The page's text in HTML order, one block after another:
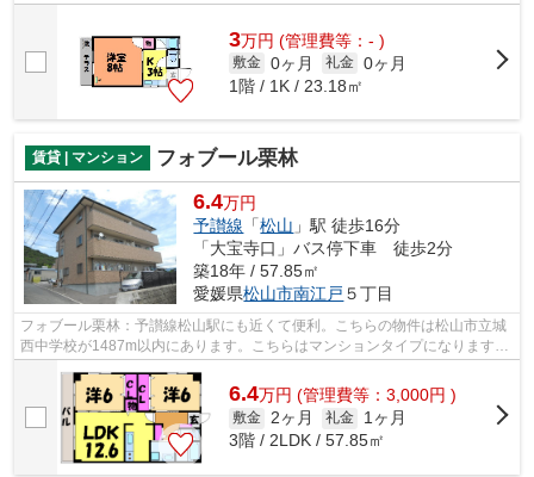
3万円 (管理費等：- )
敷金 0ヶ月 礼金 0ヶ月
1階 / 1K / 23.18㎡
賃貸 | マンション フォブール栗林
6.4万円
予讃線 「松山 」駅 徒歩16分
「大宝寺口」バス停下車 徒歩2分
築18年 / 57.85㎡
愛媛県松山市南江戸 ５丁目
フォブール栗林：予讃線松山駅にも近くて便利。こちらの物件は松山市立城
西中学校が1487m以内にあります。こちらはマンションタイプになります。
インターネットをご利用いただける物件...
6.4万円 (管理費等：3,000円 )
敷金 2ヶ月 礼金
1ヶ月
3階 / 2LDK / 57.85㎡